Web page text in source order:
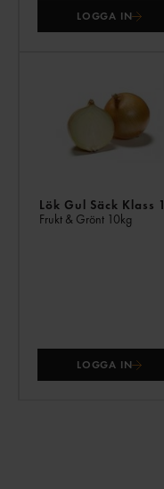
LOGGA IN
Lök Gul Säck Klass 1
Frukt & Grönt 10kg
LOGGA IN